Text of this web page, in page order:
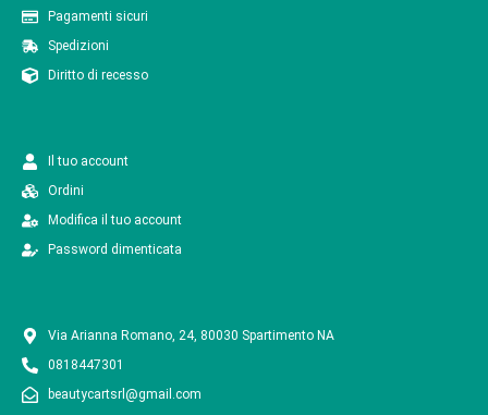
Pagamenti sicuri
Spedizioni
Diritto di recesso
Il tuo account
Ordini
Modifica il tuo account
Password dimenticata
Via Arianna Romano, 24, 80030 Spartimento NA
0818447301
beautycartsrl@gmail.com